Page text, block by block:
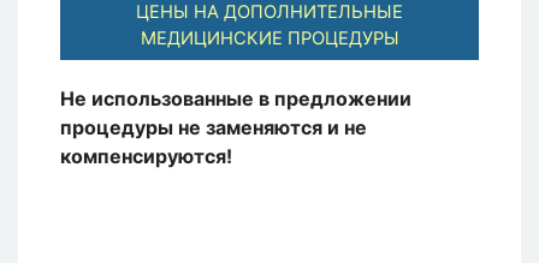
ЦЕНЫ НА ДОПОЛНИТЕЛЬНЫЕ
МЕДИЦИНСКИЕ ПРОЦЕДУРЫ
Не использованные в предложении
процедуры не заменяются и не
компенсируются!